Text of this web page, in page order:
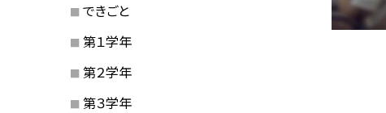
できごと
第１学年
第２学年
第３学年